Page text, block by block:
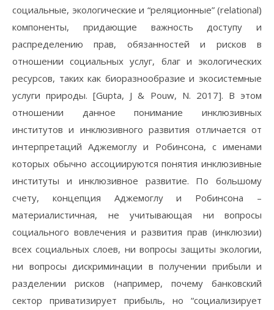
социальные, экологические и “реляционные” (relational)
компоненты, придающие важность доступу и
распределению прав, обязанностей и рисков в
отношении социальных услуг, благ и экологических
ресурсов, таких как биоразнообразие и экосистемные
услуги природы. [Gupta, J & Pouw, N. 2017]. В этом
отношении данное понимание инклюзивных
институтов и инклюзивного развития отличается от
интерпретаций Аджемоглу и Робинсона, с именами
которых обычно ассоциируются понятия инклюзивные
институты и инклюзивное развитие. По большому
счету, концепция Аджемоглу и Робинсона –
материалистичная, не учитывающая ни вопросы
социального вовлечения и развития прав (инклюзии)
всех социальных слоев, ни вопросы защиты экологии,
ни вопросы дискриминации в получении прибыли и
разделении рисков (например, почему банковский
сектор приватизирует прибыль, но “социализирует